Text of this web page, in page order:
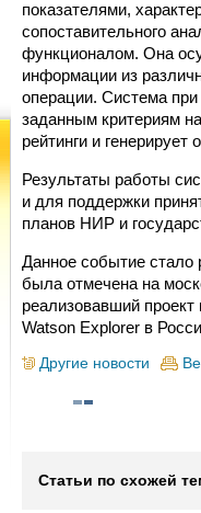
показателями,
сопоставительного
функционалом. Она
информации из
операции. Система при
заданным критериям
рейтинги и
Результаты работы
и для поддержки
планов НИР и
Данное событие стало
была отмечена на
реализовавший
Watson Explorer в
Другие новости
Статьи по схожей